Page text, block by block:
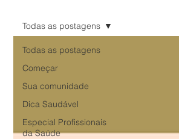
Todas as postagens
Começar
Sua comunidade
Dica Saudável
Especial Profissionais
da Saúde
Todas as postagens